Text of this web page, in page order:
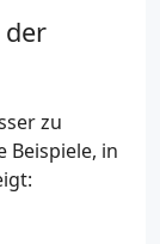
der
zu
Beispiele, in